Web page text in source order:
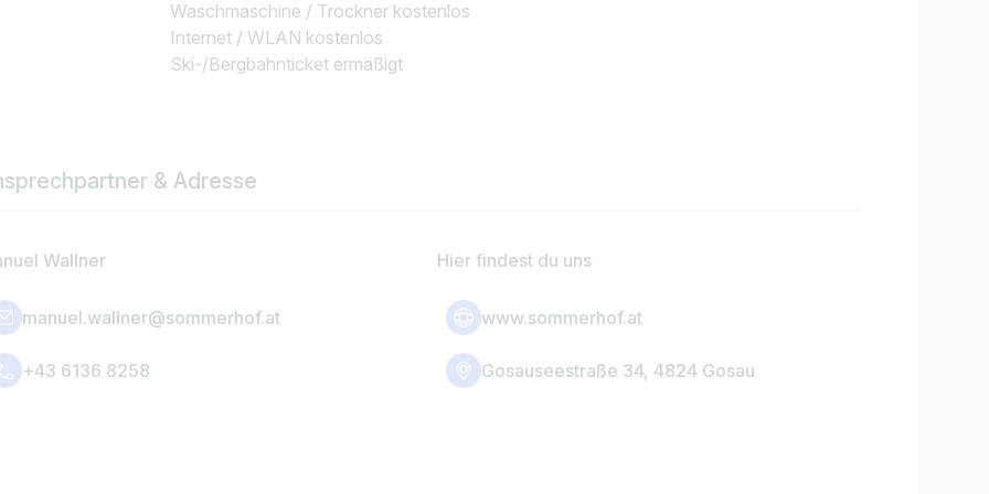
Waschmaschine / Trockner kostenlos
Internet / WLAN kostenlos
Ski-/Bergbahnticket ermäßigt
& Adresse
Wallner
manuel.wallner@sommerhof.at
+43 6136 8258
Hier findest du uns
www.sommerhof.at
Gosauseestraße 34, 4824 Gosau